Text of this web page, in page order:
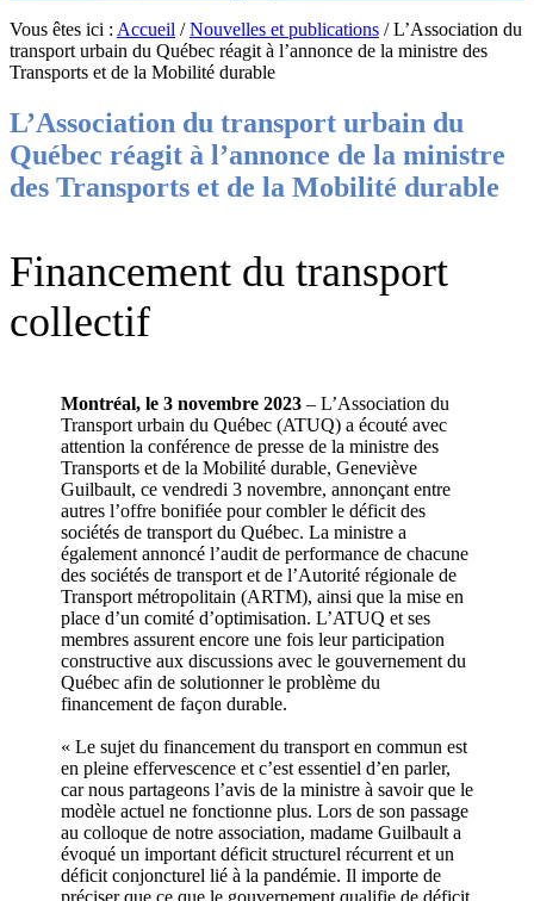
Vous êtes ici : Accueil /Nouvelles et publications /L’Association du
transport urbain du Québec réagit à l’annonce de la ministre des
Transports et de la Mobilité durable
L’Association du transport urbain du
Québec réagit à l’annonce de la ministre
des Transports et de la Mobilité durable
Financement du transport
collectif
Montréal, le 3 novembre 2023 – L’Association du
Transport urbain du Québec (ATUQ) a écouté avec
attention la conférence de presse de la ministre des
Transports et de la Mobilité durable, Geneviève
Guilbault, ce vendredi 3 novembre, annonçant entre
autres l’offre bonifiée pour combler le déficit des
sociétés de transport du Québec. La ministre a
également annoncé l’audit de performance de chacune
des sociétés de transport et de l’Autorité régionale de
Transport métropolitain (ARTM), ainsi que la mise en
place d’un comité d’optimisation. L’ATUQ et ses
membres assurent encore une fois leur participation
constructive aux discussions avec le gouvernement du
Québec afin de solutionner le problème du
financement de façon durable.
« Le sujet du financement du transport en commun est
en pleine effervescence et c’est essentiel d’en parler,
car nous partageons l’avis de la ministre à savoir que le
modèle actuel ne fonctionne plus. Lors de son passage
au colloque de notre association, madame Guilbault a
évoqué un important déficit structurel récurrent et un
déficit conjoncturel lié à la pandémie. Il importe de
préciser que ce que le gouvernement qualifie de déficit